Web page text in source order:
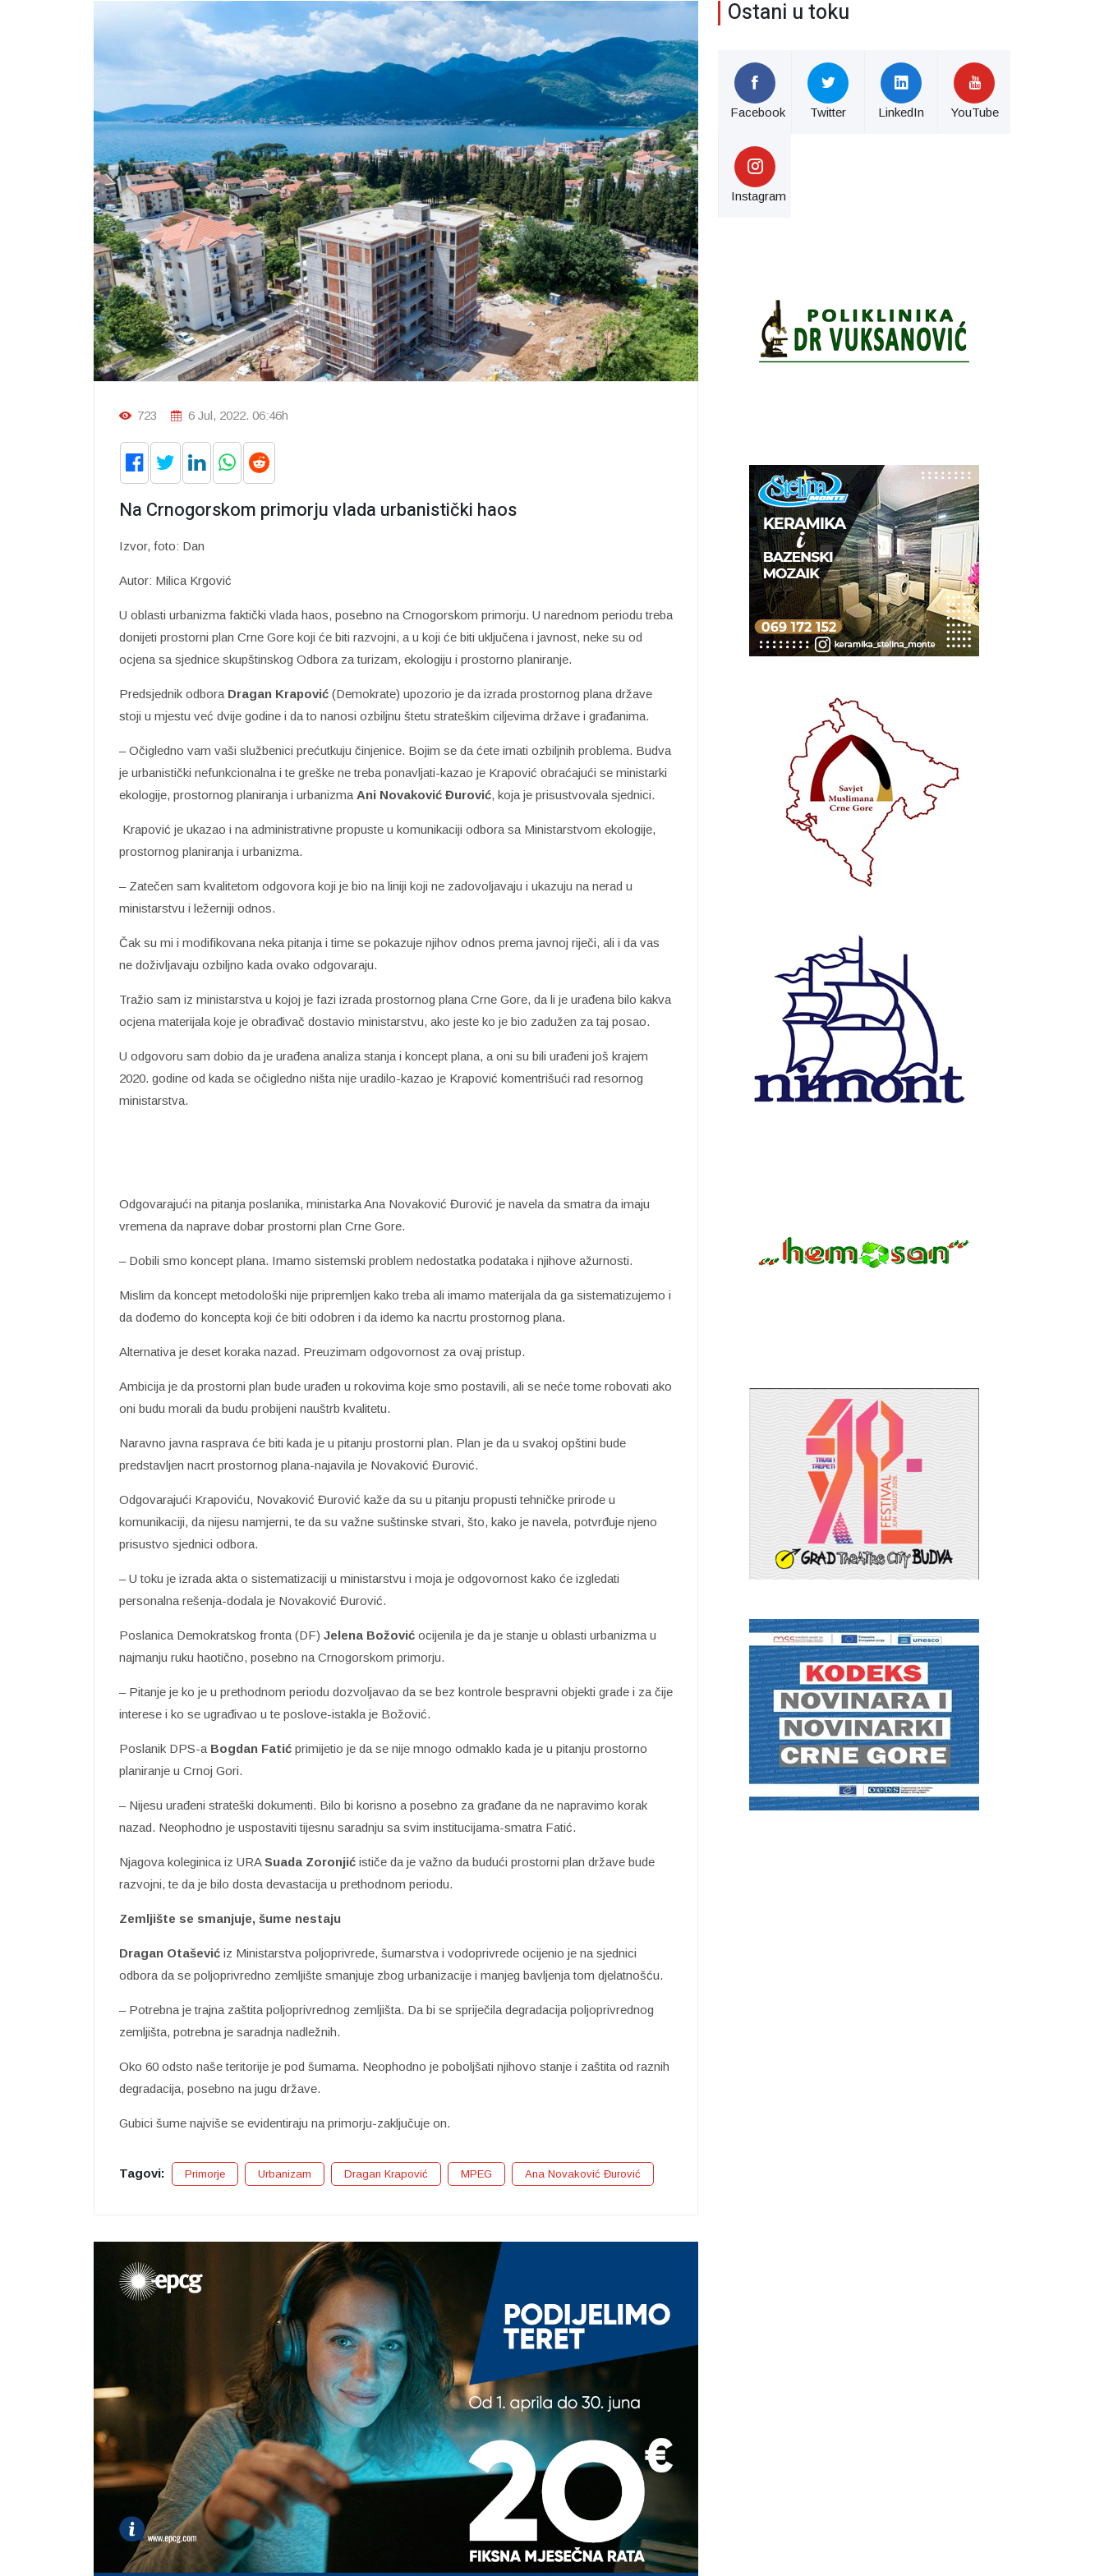
723 6 Jul, 2022. 06:46h
Na Crnogorskom primorju vlada urbanistički haos
Izvor, foto: Dan
Autor: Milica Krgović
U oblasti urbanizma faktički vlada haos, posebno na Crnogorskom primorju. U narednom periodu treba
donijeti prostorni plan Crne Gore koji će biti razvojni, a u koji će biti uključena i javnost, neke su od
ocjena sa sjednice skupštinskog Odbora za turizam, ekologiju i prostorno planiranje.
Predsjednik odbora Dragan Krapović (Demokrate) upozorio je da izrada prostornog plana države
stoji u mjestu već dvije godine i da to nanosi ozbiljnu štetu strateškim ciljevima države i građanima.
– Očigledno vam vaši službenici prećutkuju činjenice. Bojim se da ćete imati ozbiljnih problema. Budva
je urbanistički nefunkcionalna i te greške ne treba ponavljati-kazao je Krapović obraćajući se ministarki
ekologije, prostornog planiranja i urbanizma Ani Novaković Đurović, koja je prisustvovala sjednici.
Krapović je ukazao i na administrativne propuste u komunikaciji odbora sa Ministarstvom ekologije,
prostornog planiranja i urbanizma.
– Zatečen sam kvalitetom odgovora koji je bio na liniji koji ne zadovoljavaju i ukazuju na nerad u
ministarstvu i ležerniji odnos.
Čak su mi i modifikovana neka pitanja i time se pokazuje njihov odnos prema javnoj riječi, ali i da vas
ne doživljavaju ozbiljno kada ovako odgovaraju.
Tražio sam iz ministarstva u kojoj je fazi izrada prostornog plana Crne Gore, da li je urađena bilo kakva
ocjena materijala koje je obrađivač dostavio ministarstvu, ako jeste ko je bio zadužen za taj posao.
U odgovoru sam dobio da je urađena analiza stanja i koncept plana, a oni su bili urađeni još krajem
2020. godine od kada se očigledno ništa nije uradilo-kazao je Krapović komentrišući rad resornog
ministarstva.
Odgovarajući na pitanja poslanika, ministarka Ana Novaković Đurović je navela da smatra da imaju
vremena da naprave dobar prostorni plan Crne Gore.
– Dobili smo koncept plana. Imamo sistemski problem nedostatka podataka i njihove ažurnosti.
Mislim da koncept metodološki nije pripremljen kako treba ali imamo materijala da ga sistematizujemo i
da dođemo do koncepta koji će biti odobren i da idemo ka nacrtu prostornog plana.
Alternativa je deset koraka nazad. Preuzimam odgovornost za ovaj pristup.
Ambicija je da prostorni plan bude urađen u rokovima koje smo postavili, ali se neće tome robovati ako
oni budu morali da budu probijeni nauštrb kvalitetu.
Naravno javna rasprava će biti kada je u pitanju prostorni plan. Plan je da u svakoj opštini bude
predstavljen nacrt prostornog plana-najavila je Novaković Đurović.
Odgovarajući Krapoviću, Novaković Đurović kaže da su u pitanju propusti tehničke prirode u
komunikaciji, da nijesu namjerni, te da su važne suštinske stvari, što, kako je navela, potvrđuje njeno
prisustvo sjednici odbora.
– U toku je izrada akta o sistematizaciji u ministarstvu i moja je odgovornost kako će izgledati
personalna rešenja-dodala je Novaković Đurović.
Poslanica Demokratskog fronta (DF) Jelena Božović ocijenila je da je stanje u oblasti urbanizma u
najmanju ruku haotično, posebno na Crnogorskom primorju.
– Pitanje je ko je u prethodnom periodu dozvoljavao da se bez kontrole bespravni objekti grade i za čije
interese i ko se ugrađivao u te poslove-istakla je Božović.
Poslanik DPS-a Bogdan Fatić primijetio je da se nije mnogo odmaklo kada je u pitanju prostorno
planiranje u Crnoj Gori.
– Nijesu urađeni strateški dokumenti. Bilo bi korisno a posebno za građane da ne napravimo korak
nazad. Neophodno je uspostaviti tijesnu saradnju sa svim institucijama-smatra Fatić.
Njagova koleginica iz URASuada Zoronjić ističe da je važno da budući prostorni plan države bude
razvojni, te da je bilo dosta devastacija u prethodnom periodu.
Zemljište se smanjuje, šume nestaju
Dragan Otašević iz Ministarstva poljoprivrede, šumarstva i vodoprivrede ocijenio je na sjednici
odbora da se poljoprivredno zemljište smanjuje zbog urbanizacije i manjeg bavljenja tom djelatnošću.
– Potrebna je trajna zaštita poljoprivrednog zemljišta. Da bi se spriječila degradacija poljoprivrednog
zemljišta, potrebna je saradnja nadležnih.
Oko 60 odsto naše teritorije je pod šumama. Neophodno je poboljšati njihovo stanje i zaštita od raznih
degradacija, posebno na jugu države.
Gubici šume najviše se evidentiraju na primorju-zaključuje on.
Tagovi: Primorje Urbanizam Dragan Krapović MPEG Ana Novaković Đurović
Ostani u toku
Facebook Twitter LinkedIn YouTube
Instagram